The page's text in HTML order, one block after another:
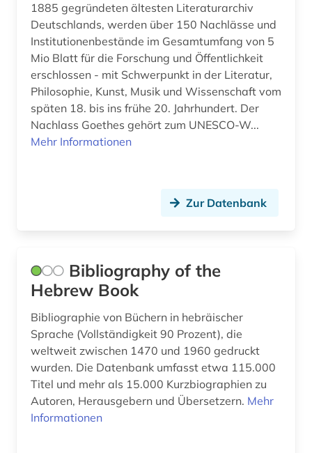
geschichte 1789-1960 (2)
geschichte 1793-1830 (1)
geschichte 1800- (1)
geschichte 1800-1900 (1)
geschichte 1800-1920 (1)
geschichte 1813-1837 (1)
geschichte 1827-1923 (1)
geschichte 1900- (1)
geschichte 1900-2000 (1)
geschichte 1945- (4)
geschichte 600-1999 (1)
1885 gegründeten ältesten Literaturarchiv
Deutschlands, werden über 150 Nachlässe und
Institutionenbestände im Gesamtumfang von 5
Mio Blatt für die Forschung und Öffentlichkeit
erschlossen - mit Schwerpunkt in der Literatur,
Philosophie, Kunst, Musik und Wissenschaft vom
späten 18. bis ins frühe 20. Jahrhundert. Der
Nachlass Goethes gehört zum UNESCO-W...
Mehr Informationen
Zur Datenbank
Bibliography of the
Hebrew Book
Bibliographie von Büchern in hebräischer
Sprache (Vollständigkeit 90 Prozent), die
weltweit zwischen 1470 und 1960 gedruckt
wurden. Die Datenbank umfasst etwa 115.000
Titel und mehr als 15.000 Kurzbiographien zu
Autoren, Herausgebern und Übersetzern. Mehr
Informationen